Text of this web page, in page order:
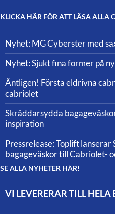
KLICKA HÄR FÖR ATT LÄSA ALLA
Nyhet: MG Cyberster med
Nyhet: Sjukt fina former på
Äntligen! Första eldrivna
cabriolet
Skräddarsydda
inspiration
Pressrelease: Toplift
bagageväskor till Cabriolet-
SE ALLA NYHETER HÄR!
VI LEVERERAR TILL HELA